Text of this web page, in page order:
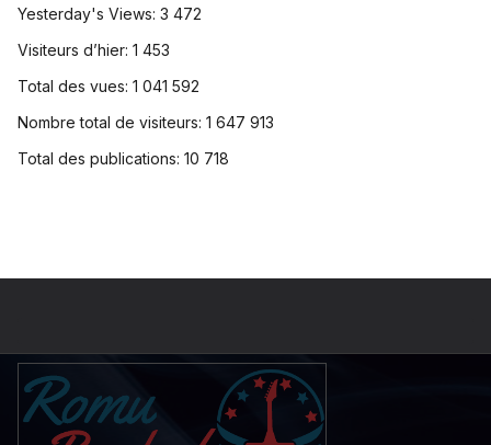
Yesterday's Views: 3 472
Visiteurs d’hier: 1 453
Total des vues: 1 041 592
Nombre total de visiteurs: 1 647 913
Total des publications: 10 718